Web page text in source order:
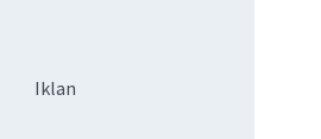
Iklan